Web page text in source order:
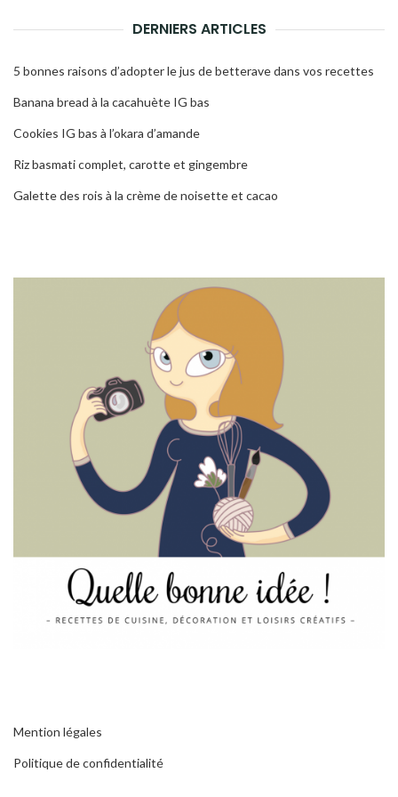
DERNIERS ARTICLES
5 bonnes raisons d’adopter le jus de betterave dans vos recettes
Banana bread à la cacahuète IG bas
Cookies IG bas à l’okara d’amande
Riz basmati complet, carotte et gingembre
Galette des rois à la crème de noisette et cacao
Mention légales
Politique de confidentialité